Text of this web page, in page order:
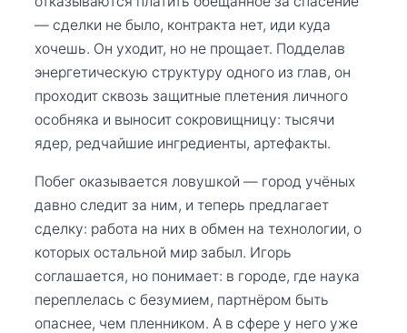
— сделки не было, контракта нет, иди куда
хочешь. Он уходит, но не прощает. Подделав
энергетическую структуру одного из глав, он
проходит сквозь защитные плетения личного
особняка и выносит сокровищницу: тысячи
ядер, редчайшие ингредиенты, артефакты.
Побег оказывается ловушкой — город учёных
давно следит за ним, и теперь предлагает
сделку: работа на них в обмен на технологии, о
которых остальной мир забыл. Игорь
соглашается, но понимает: в городе, где наука
переплелась с безумием, партнёром быть
опаснее, чем пленником. А в сфере у него уже